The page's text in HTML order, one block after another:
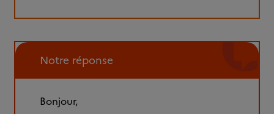
Notre réponse
Bonjour,